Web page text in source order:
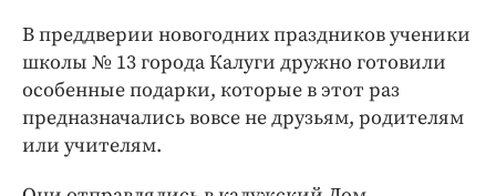
В преддверии новогодних праздников ученики
школы № 13 города Калуги дружно готовили
особенные подарки, которые в этот раз
предназначались вовсе не друзьям, родителям
или учителям.